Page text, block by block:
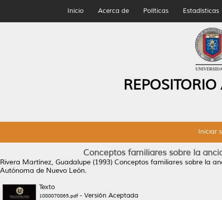
Inicio Acerca de Políticas Estadísticas
Iniciar
Conceptos familiares sobre la
Rivera Martínez, Guadalupe (1993) Conceptos familiares sobre la
Autónoma de Nuevo León.
Texto
1080070865.pdf- Versión Aceptada